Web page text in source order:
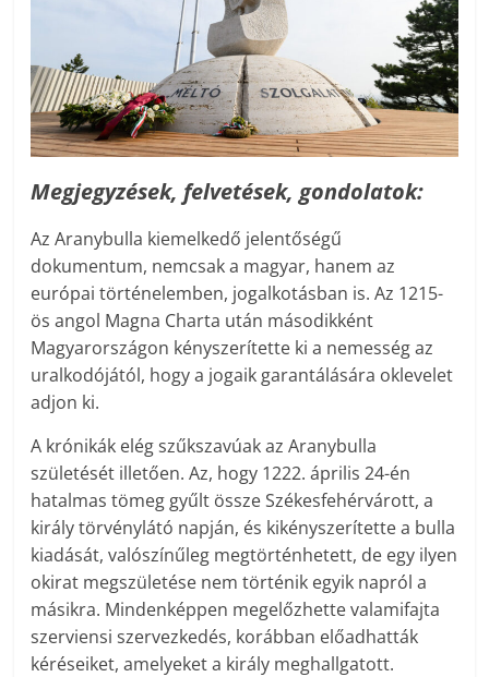
Megjegyzések, felvetések, gondolatok:
Az Aranybulla kiemelkedő jelentőségű
dokumentum, nemcsak a magyar, hanem az
európai történelemben, jogalkotásban is. Az 1215-
ös angol Magna Charta után másodikként
Magyarországon kényszerítette ki a nemesség az
uralkodójától, hogy a jogaik garantálására oklevelet
adjon ki.
A krónikák elég szűkszavúak az Aranybulla
születését illetően. Az, hogy 1222. április 24-én
hatalmas tömeg gyűlt össze Székesfehérvárott, a
király törvénylátó napján, és kikényszerítette a bulla
kiadását, valószínűleg megtörténhetett, de egy ilyen
okirat megszületése nem történik egyik napról a
másikra. Mindenképpen megelőzhette valamifajta
szerviensi szervezkedés, korábban előadhatták
kéréseiket, amelyeket a király meghallgatott.